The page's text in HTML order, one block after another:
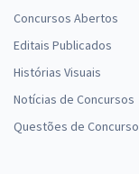
Concursos Abertos
Editais Publicados
Histórias Visuais
Notícias de Concursos
Questões de Concurso